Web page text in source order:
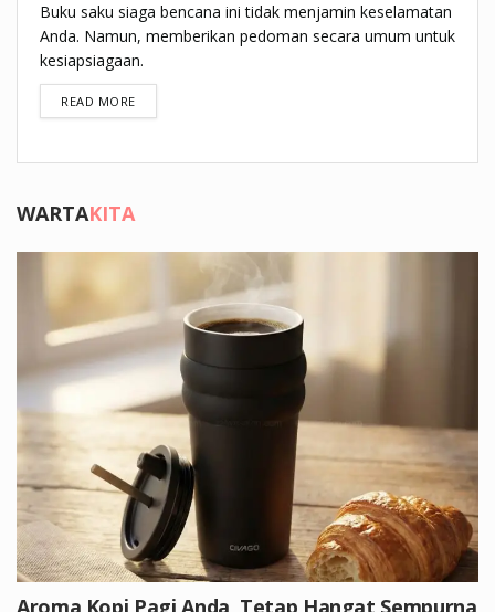
Buku saku siaga bencana ini tidak menjamin keselamatan
Anda. Namun, memberikan pedoman secara umum untuk
kesiapsiagaan.
READ MOREDETAILS
WARTAKITA
Aroma Kopi Pagi Anda, Tetap Hangat Sempurna